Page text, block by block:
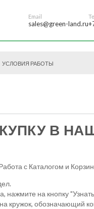
Email
sales@green-land.ru
УСЛОВИЯ РАБОТЫ
В
с Каталогом и
нажмите на кнопку
кружок, обозначающий